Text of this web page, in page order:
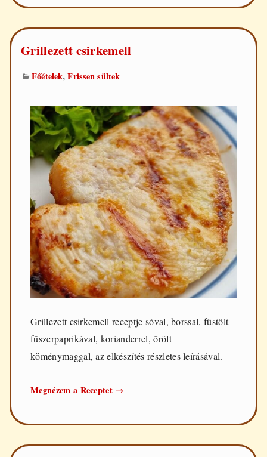
Grillezett csirkemell
Főételek,Frissen sültek
Grillezett csirkemell receptje sóval, borssal, füstölt
fűszerpaprikával, korianderrel, őrölt
köménymaggal, az elkészítés részletes leírásával.
Megnézem a Receptet Grillezett
→